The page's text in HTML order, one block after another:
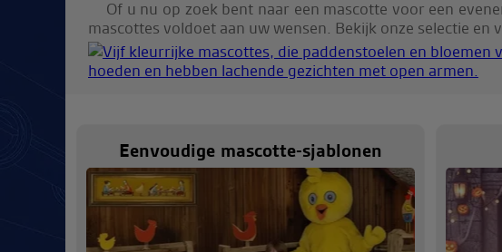
Of u nu op zoek bent naar een mascotte voor een
mascottes voldoet aan uw wensen. Bekijk onze selectie
Eenvoudige mascotte-sjablonen